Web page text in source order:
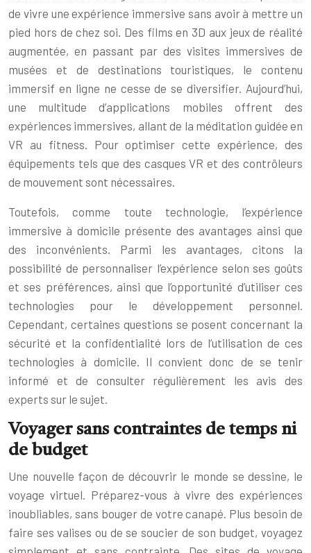
de vivre une expérience immersive sans avoir à mettre un
pied hors de chez soi. Des films en 3D aux jeux de réalité
augmentée, en passant par des visites immersives de
musées et de destinations touristiques, le contenu
immersif en ligne ne cesse de se diversifier. Aujourd’hui,
une multitude d’applications mobiles offrent des
expériences immersives, allant de la méditation guidée en
VR au fitness. Pour optimiser cette expérience, des
équipements tels que des casques VR et des contrôleurs
de mouvement sont nécessaires.
Toutefois, comme toute technologie, l’expérience
immersive à domicile présente des avantages ainsi que
des inconvénients. Parmi les avantages, citons la
possibilité de personnaliser l’expérience selon ses goûts
et ses préférences, ainsi que l’opportunité d’utiliser ces
technologies pour le développement personnel.
Cependant, certaines questions se posent concernant la
sécurité et la confidentialité lors de l’utilisation de ces
technologies à domicile. Il convient donc de se tenir
informé et de consulter régulièrement les avis des
experts sur le sujet.
Voyager sans contraintes de temps ni
de budget
Une nouvelle façon de découvrir le monde se dessine, le
voyage virtuel. Préparez-vous à vivre des expériences
inoubliables, sans bouger de votre canapé. Plus besoin de
faire ses valises ou de se soucier de son budget, voyagez